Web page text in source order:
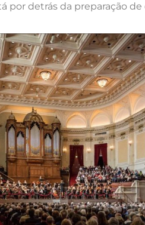
por detrás da preparação